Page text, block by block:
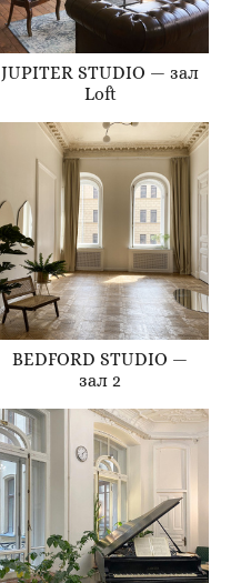
JUPITER STUDIO — зал
Loft
BEDFORD STUDIO —
зал 2